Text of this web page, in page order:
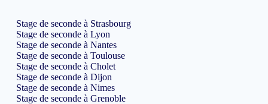
Stage de seconde à Strasbourg
Stage de seconde à Lyon
Stage de seconde à Nantes
Stage de seconde à Toulouse
Stage de seconde à Cholet
Stage de seconde à Dijon
Stage de seconde à Nimes
Stage de seconde à Grenoble